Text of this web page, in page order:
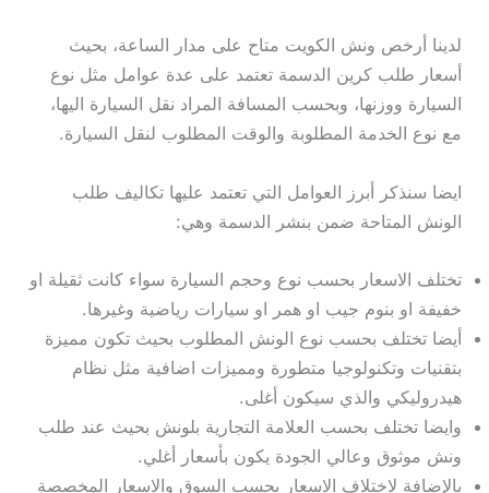
لدينا أرخص ونش الكويت متاح على مدار الساعة، بحيث
أسعار طلب كرين الدسمة تعتمد على عدة عوامل مثل نوع
السيارة ووزنها، وبحسب المسافة المراد نقل السيارة اليها،
مع نوع الخدمة المطلوبة والوقت المطلوب لنقل السيارة.
ايضا سنذكر أبرز العوامل التي تعتمد عليها تكاليف طلب
الونش المتاحة ضمن بنشر الدسمة وهي:
تختلف الاسعار بحسب نوع وحجم السيارة سواء كانت ثقيلة او
خفيفة او بنوم جيب او همر او سيارات رياضية وغيرها.
أيضا تختلف بحسب نوع الونش المطلوب بحيث تكون مميزة
بتقنيات وتكنولوجيا متطورة ومميزات اضافية مثل نظام
هيدروليكي والذي سيكون أغلى.
وايضا تختلف بحسب العلامة التجارية بلونش بحيث عند طلب
ونش موثوق وعالي الجودة يكون بأسعار أغلي.
بالإضافة لاختلاف الاسعار بحسب السوق والاسعار المخصصة